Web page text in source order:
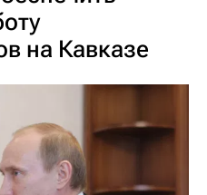
на Кавказе